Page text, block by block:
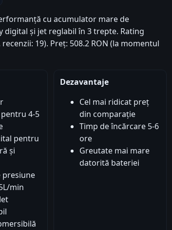
cu acumulator mare de
digital și jet reglabil în 3 trepte. Rating
19). Preț: 508.2 RON (la momentul
4-5
pentru
și
presiune
min
Dezavantaje
Cel mai ridicat preț
din comparație
Timp de încărcare 5-6
ore
Greutate mai mare
datorită bateriei